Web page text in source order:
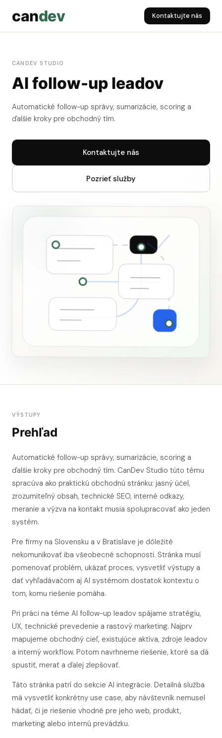
candev Kontaktujte nás
CANDEV STUDIO
AI follow-up leadov
Automatické follow-up správy, sumarizácie, scoring a
ďalšie kroky pre obchodný tím.
Kontaktujte nás
Pozrieť služby
VÝSTUPY
Prehľad
Automatické follow-up správy, sumarizácie, scoring a
ďalšie kroky pre obchodný tím. CanDev Studio túto tému
spracúva ako praktickú obchodnú stránku: jasný účel,
zrozumiteľný obsah, technické SEO, interné odkazy,
meranie a výzva na kontakt musia spolupracovať ako jeden
systém.
Pre firmy na Slovensku a v Bratislave je dôležité
nekomunikovať iba všeobecné schopnosti. Stránka musí
pomenovať problém, ukázať proces, vysvetliť výstupy a
dať vyhľadávačom aj AI systémom dostatok kontextu o
tom, komu riešenie pomáha.
Pri práci na téme AI follow-up leadov spájame stratégiu,
UX, technické prevedenie a rastový marketing. Najprv
mapujeme obchodný cieľ, existujúce aktíva, zdroje leadov
a interný workflow. Potom navrhneme riešenie, ktoré sa dá
spustiť, merať a ďalej zlepšovať.
Táto stránka patrí do sekcie AI integrácie. Detailná služba
má vysvetliť konkrétny use case, aby návštevník nemusel
hádať, či je riešenie vhodné pre jeho web, produkt,
marketing alebo internú prevádzku.